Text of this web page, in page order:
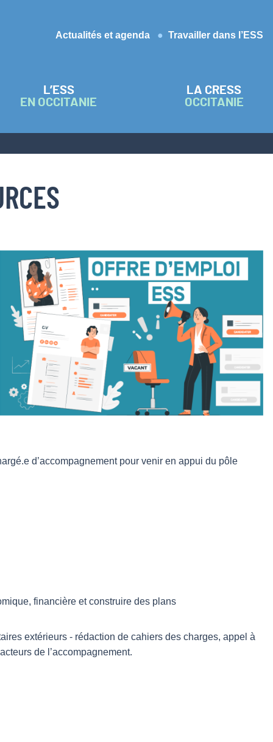
Actualités et agenda
Travailler dans l’ESS
L’ESS
EN OCCITANIE
LA CRESS
OCCITANIE
d’accompagnement pour venir en appui du pôle
financière et construire des plans
extérieurs - rédaction de cahiers des charges, appel à
de l’accompagnement.